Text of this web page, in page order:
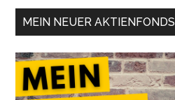
MEIN NEUER AKTIENFONDS